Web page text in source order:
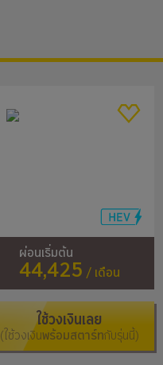
ผ่อนเริ่มต้น
44,425 / เดือน
ใช้วงเงินเลย
(ใช้วงเงินพร้อมสตาร์ทกับรุ่นนี้)